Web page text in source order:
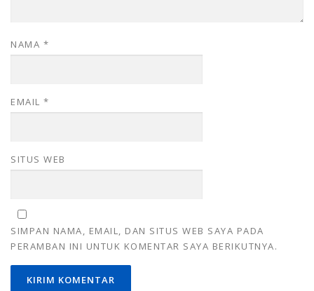
NAMA *
EMAIL *
SITUS WEB
SIMPAN NAMA, EMAIL, DAN SITUS WEB SAYA PADA
PERAMBAN INI UNTUK KOMENTAR SAYA BERIKUTNYA.